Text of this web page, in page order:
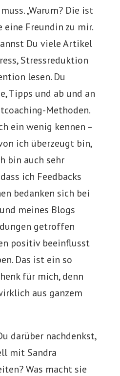
„Warum? Die ist
eine Freundin zu mir.
Du viele Artikel
Stressreduktion
lesen. Du
Tipps und ab und an
Methoden.
ein wenig kennen –
ich überzeugt bin,
bin auch sehr
ich Feedbacks
bedanken sich bei
meines Blogs
getroffen
positiv beeinflusst
Das ist ein so
für mich, denn
aus ganzem
darüber nachdenkst,
mit Sandra
Was macht sie